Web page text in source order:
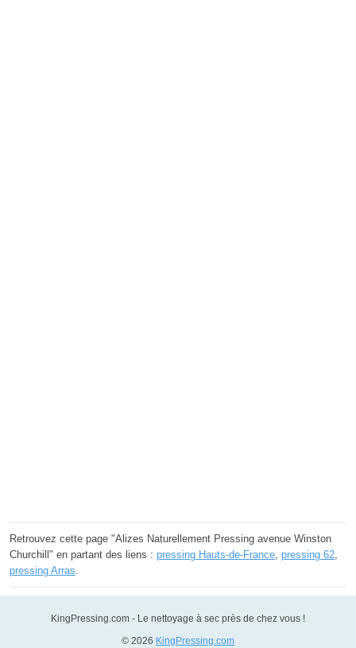
Retrouvez cette page "Alizes Naturellement Pressing avenue Winston
Churchill" en partant des liens : pressing Hauts-de-France pressing 62
pressing Arras
KingPressing.com - Le nettoyage à sec près de chez vous !
© 2026 KingPressing.com